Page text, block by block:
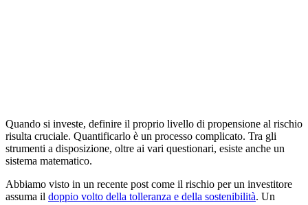
Quando si investe, definire il proprio livello di propensione al rischio
risulta cruciale. Quantificarlo è un processo complicato. Tra gli
strumenti a disposizione, oltre ai vari questionari, esiste anche un
sistema matematico.
Abbiamo visto in un recente post come il rischio per un investitore
assuma il doppio volto della tolleranza e della sostenibilità. Un